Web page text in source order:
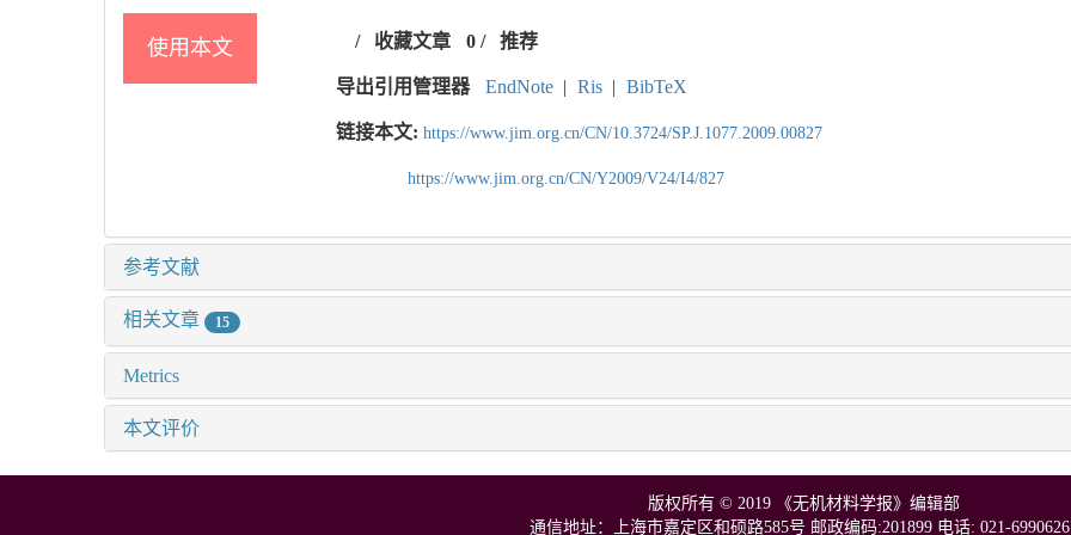
使用本文 / 收藏文章 0/ 推荐
导出引用管理器 EndNote | Ris | BibTeX
链接本文: https://www.jim.org.cn/CN/10.3724/SP.J.1077.2009.00827
https://www.jim.org.cn/CN/Y2009/V24/I4/827
参考文献
相关文章 15
Metrics
本文评价
版权所有 © 2019 《无机材料学报》编辑部
通信地址：上海市嘉定区和硕路585号 邮政编码:201899 电话: 021-